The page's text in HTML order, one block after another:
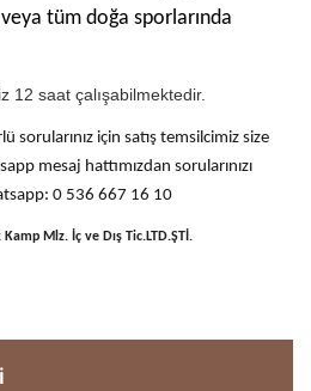
veya tüm doğa sporlarında
12 saat çalışabilmektedir.
sorularınız için satış temsilcimiz size
mesaj hattımızdan sorularınızı
0 536 667 16 10
Mlz. İç ve Dış Tic.LTD.ŞTİ.